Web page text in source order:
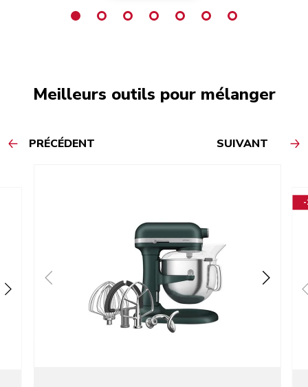
Meilleurs outils pour mélanger
PRÉCÉDENT SUIVANT
-